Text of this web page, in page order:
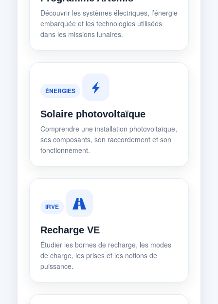
Découvrir les systèmes électriques, l’énergie
embarquée et les technologies utilisées
dans les missions lunaires.
ÉNERGIES
Solaire photovoltaïque
Comprendre une installation photovoltaïque,
ses composants, son raccordement et son
fonctionnement.
IRVE
Recharge VE
Étudier les bornes de recharge, les modes
de charge, les prises et les notions de
puissance.